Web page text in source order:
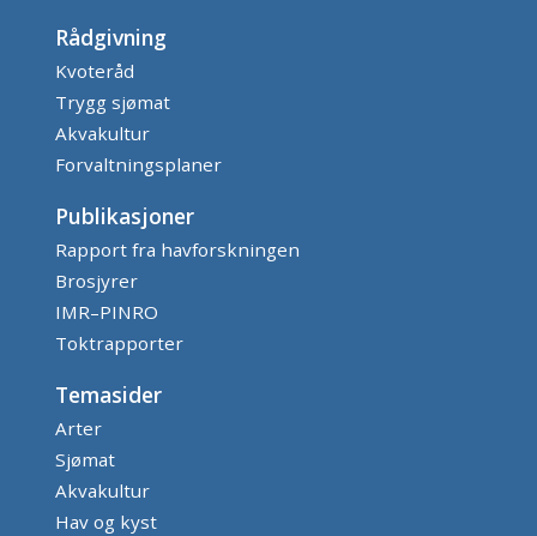
Rådgivning
Kvoteråd
Trygg sjømat
Akvakultur
Forvaltningsplaner
Publikasjoner
Rapport fra havforskningen
Brosjyrer
IMR–PINRO
Toktrapporter
Temasider
Arter
Sjømat
Akvakultur
Hav og kyst